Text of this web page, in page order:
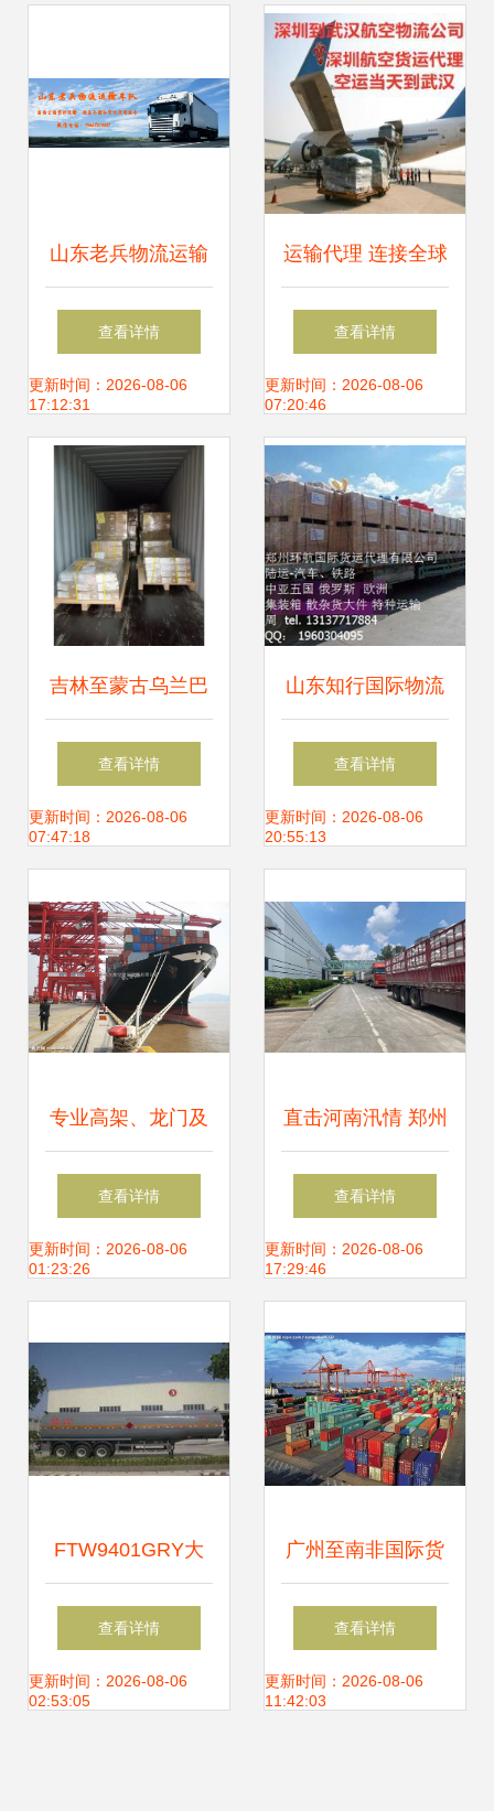
山东老兵物流运输
车队 专业运输代
理，铸就可靠物流
新标杆
查看详情
更新时间：2026-08-06
17:12:31
运输代理 连接全球
贸易的无形桥梁与
核心服务展示
查看详情
更新时间：2026-08-06
07:20:46
吉林至蒙古乌兰巴
托物流专线 一站式
报关、运输与仓储
查看详情
更新时间：2026-08-06
07:47:18
山东知行国际物流
仓储服务 高效、智
能、一体化的供应
查看详情
更新时间：2026-08-06
20:55:13
专业高架、龙门及
码头吊车防腐服务
全面防护与价值解
查看详情
更新时间：2026-08-06
01:23:26
直击河南汛情 郑州
放晴，两大食品巨
头恢复生产，厂区
长龙
查看详情
更新时间：2026-08-06
17:29:46
FTW9401GRY大
力士易燃液体罐式
运输半挂车 全面解
查看详情
更新时间：2026-08-06
02:53:05
广州至南非国际货
运代理 德班、开普
敦、约翰内斯堡全
查看详情
更新时间：2026-08-06
11:42:03